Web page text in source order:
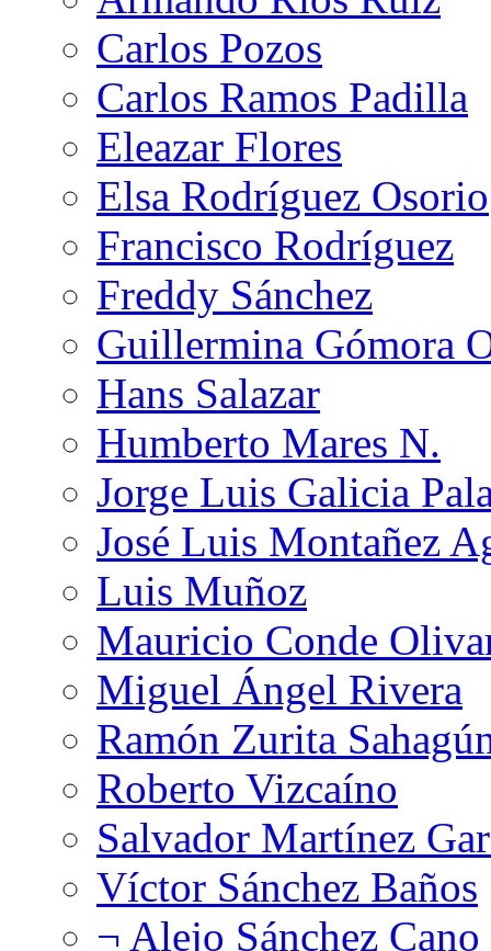
Carlos Pozos
Carlos Ramos Padilla
Eleazar Flores
Elsa Rodríguez Osorio
Francisco Rodríguez
Freddy Sánchez
Guillermina Gómora
Hans Salazar
Humberto Mares N.
Jorge Luis Galicia
José Luis Montañez
Luis Muñoz
Mauricio Conde
Miguel Ángel Rivera
Ramón Zurita
Roberto Vizcaíno
Salvador Martínez
Víctor Sánchez Baños
¬ Alejo Sánchez Cano